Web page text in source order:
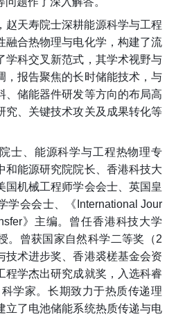
赵天寿院士深耕能源科学与工程
融合热物理与电化学，构建了流
学科交叉新范式，其学术视野与
，报告聚焦的长时储能技术，与
、储能器件研发等方向的布局高
究、关键技术攻关及成果转化等
士、能源科学与工程热物理专
和能源研究院院长、香港科技大
国机械工程师学会会士、英国皇
学会会士、《International Jour
》主编。曾任香港科技大学
。曾获国家自然科学二等奖（2
技术进步奖、香港裘槎基金会资
程学杰出研究成就奖，入选科睿
学家。长期致力于热质传递理
立了电池储能系统热质传递与电